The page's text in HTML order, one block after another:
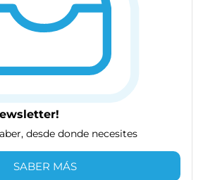
desde donde necesites
SABER MÁS